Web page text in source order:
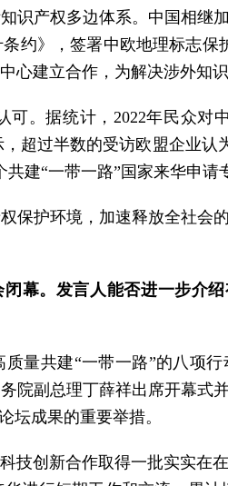
识产权多边体系。中国相继
约》，签署中欧地理标志
建立合作，为解决涉外知识
。据统计，2022年民众对
超过半数的受访欧盟企业
建“一带一路”国家来华申请
保护环境，加速释放全社会
幕。发言人能否进一步介
量共建“一带一路”的八项
院副总理丁薛祥出席开幕式
坛成果的重要举措。
技创新合作取得一批实实在